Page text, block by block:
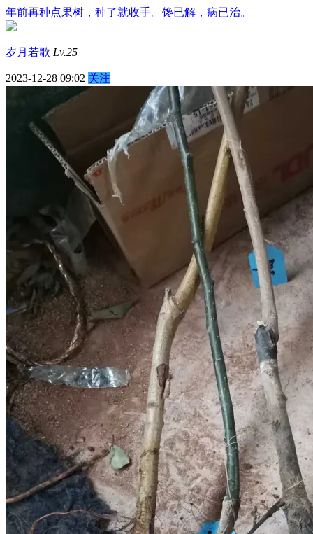
年前再种点果树，种了就收手。馋已解，病已治。
岁月若歌 Lv.25
2023-12-28 09:02 关注